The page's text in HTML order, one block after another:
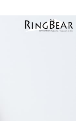
人之同意方可使用
，本公司將視審查結果
發現惡意使用之情形，
並採取法律行動。